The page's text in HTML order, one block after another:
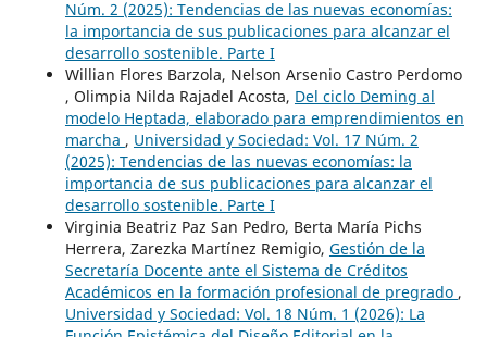
Núm. 2 (2025): Tendencias de las nuevas economías:
la importancia de sus publicaciones para alcanzar el
desarrollo sostenible. Parte I
Willian Flores Barzola, Nelson Arsenio Castro Perdomo
, Olimpia Nilda Rajadel Acosta, Del ciclo Deming al
modelo Heptada, elaborado para emprendimientos en
marcha , Universidad y Sociedad: Vol. 17 Núm. 2
(2025): Tendencias de las nuevas economías: la
importancia de sus publicaciones para alcanzar el
desarrollo sostenible. Parte I
Virginia Beatriz Paz San Pedro, Berta María Pichs
Herrera, Zarezka Martínez Remigio, Gestión de la
Secretaría Docente ante el Sistema de Créditos
Académicos en la formación profesional de pregrado ,
Universidad y Sociedad: Vol. 18 Núm. 1 (2026): La